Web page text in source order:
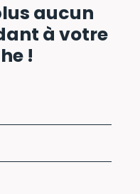
aucun
à votre
!